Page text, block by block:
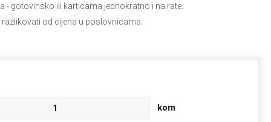
- gotovinsko ili karticama jednokratno i na rate.
od cijena u poslovnicama.
kom